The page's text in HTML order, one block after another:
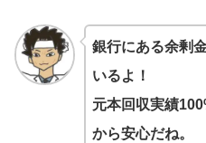
銀行にある余剰
いるよ！
元本回収実績
から安心だね。